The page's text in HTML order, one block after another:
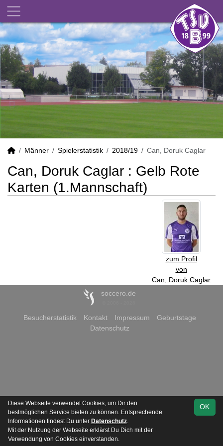
Männer Spielerstatistik 2018/19 Can, Doruk Caglar
Can, Doruk Caglar : Gelb Rote
Karten (1.Mannschaft)
zum Profil
von
Can, Doruk Caglar
soccero.de
Besucherstatistik Kontakt Impressum
Geburtstage
Datenschutz
OK
Diese Webseite verwendet Cookies, um Dir den
bestmöglichen Service bieten zu können. Entsprechende
Informationen findest Du unter Datenschutz.
Mit der Nutzung der Webseite erklärst Du Dich mit der
Verwendung von Cookies einverstanden.